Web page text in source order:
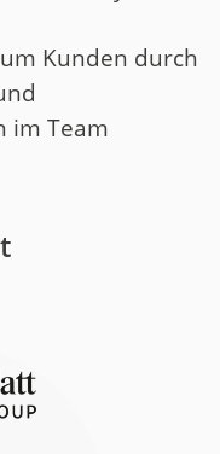
Kunden durch
im Team